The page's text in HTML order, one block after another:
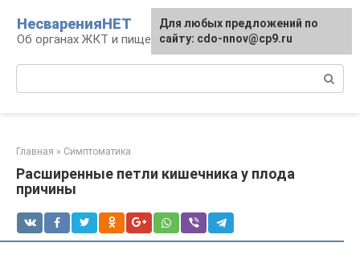
контенту
НесваренияНЕТ
Об органах ЖКТ и пищеварении
Главная » Симптоматика
Расширенные петли кишечника у плода
причины
Для любых предложений по
сайту: cdo-nnov@cp9.ru